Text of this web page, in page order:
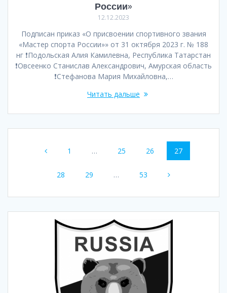
России»
12.12.2023
Подписан приказ «О присвоении спортивного звания
«Мастер спорта России»» от 31 октября 2023 г. № 188
нг ❗️Подольская Алия Камилевна, Республика Татарстан
❗️Овсеенко Станислав Александрович, Амурская область
❗️Стефанова Мария Михайловна,…
Читать дальше
записям
Страница
1 … Страница
25 Страница
26 Страница
27
Страница
28 Страница
29 … Страница
53